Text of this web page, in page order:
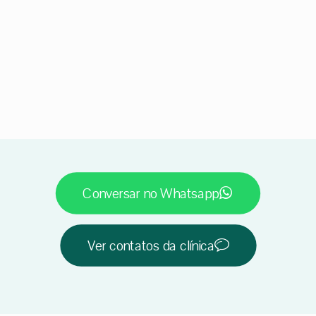
Conversar no Whatsapp
Ver contatos da clínica